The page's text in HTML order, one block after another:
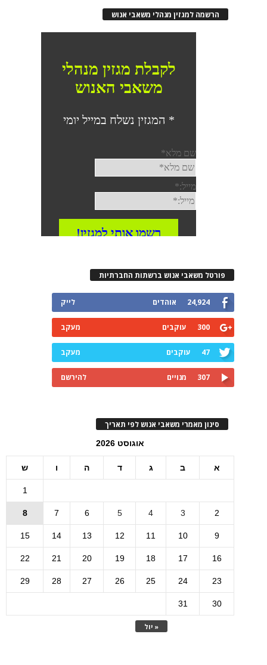
הרשמה למגזין מנהלי משאבי אנוש
פורטל משאבי אנוש ברשתות החברתיות
24,924 אוהדים לייק
300 עוקבים מעקב
47 עוקבים מעקב
307 מנויים להירשם
סינון מאמרי משאבי אנוש לפי תאריך
אוגוסט 2026
א ב ג ד ה ו ש
« יול
1
2
3
4
5
6
7
8
9
10
11
12
13
14
15
16
17
18
19
20
21
22
23
24
25
26
27
28
29
30
31